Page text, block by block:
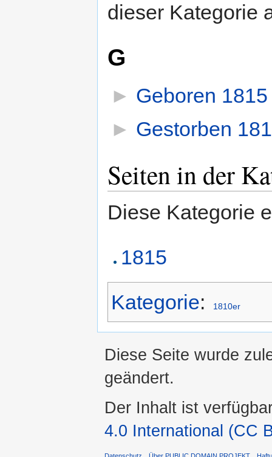
dieser Kategorie
G
► Geboren 1815
► Gestorben
Seiten in der
Diese Kategorie
1815
Kategorie: 1810er
Diese Seite wurde
geändert.
Der Inhalt ist
4.0 International (CC